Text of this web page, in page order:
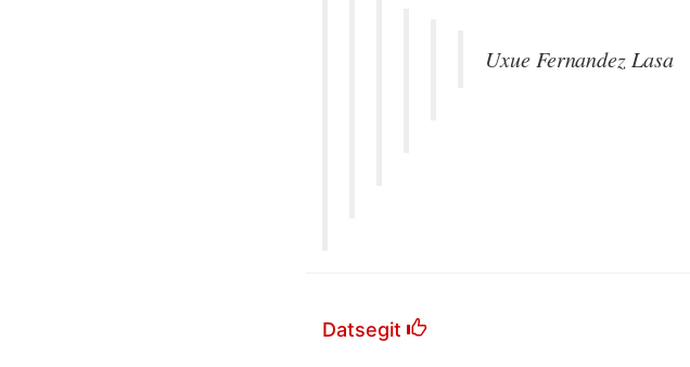
Uxue Fernandez Lasa
Datsegit